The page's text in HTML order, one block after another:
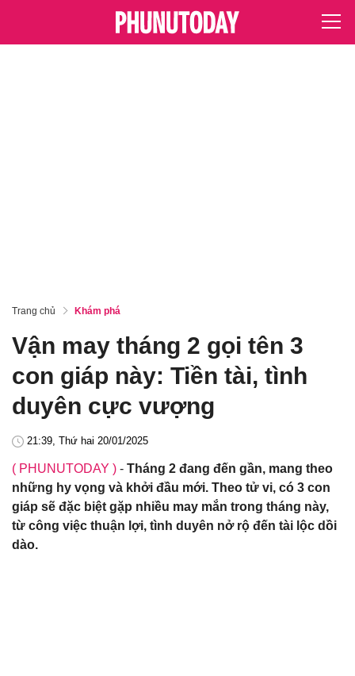
Trang chủ Khám phá
Vận may tháng 2 gọi tên 3
con giáp này: Tiền tài, tình
duyên cực vượng
21:39, Thứ hai 20/01/2025
( PHUNUTODAY ) - Tháng 2 đang đến gần, mang theo
những hy vọng và khởi đầu mới. Theo tử vi, có 3 con
giáp sẽ đặc biệt gặp nhiều may mắn trong tháng này,
từ công việc thuận lợi, tình duyên nở rộ đến tài lộc dồi
dào.